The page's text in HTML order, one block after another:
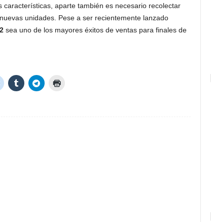
aparte también es necesario recolectar
unidades. Pese a ser recientemente lanzado
sea uno de los mayores éxitos de ventas para finales de